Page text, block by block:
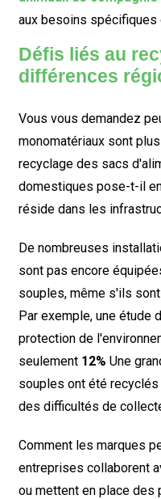
aux besoins spécifiques
Défis liés au
différences
Vous vous demandez
monomatériaux sont
recyclage des sacs
domestiques pose-t-il
réside dans les
De nombreuses
sont pas encore
souples, même s'ils
Par exemple, une étude
protection de
seulement 12% Une
souples ont été
des difficultés de
Comment les marques
entreprises collaborent
ou mettent en place des